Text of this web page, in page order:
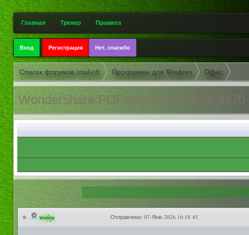
Главная Трекер Правила
Вход Регистрация Нет, спасибо
Список форумов izualsoft Программы для Windows Офис
Wondershare PDFelement 12.1.28.4370
wowa Отправлено: 07-Янв-2026 16:18 #1